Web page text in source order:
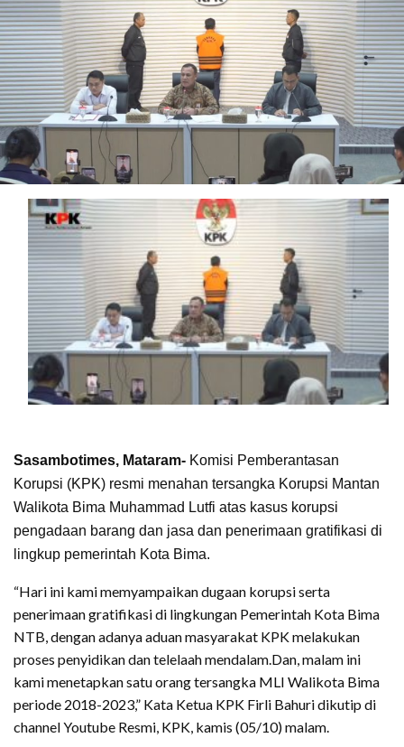
Sasambotimes, Mataram- Komisi Pemberantasan
Korupsi (KPK) resmi menahan tersangka Korupsi Mantan
Walikota Bima Muhammad Lutfi atas kasus korupsi
pengadaan barang dan jasa dan penerimaan gratifikasi di
lingkup pemerintah Kota Bima.
“Hari ini kami memyampaikan dugaan korupsi serta
penerimaan gratifikasi di lingkungan Pemerintah Kota Bima
NTB, dengan adanya aduan masyarakat KPK melakukan
proses penyidikan dan telelaah mendalam.Dan, malam ini
kami menetapkan satu orang tersangka MLI Walikota Bima
periode 2018-2023,” Kata Ketua KPK Firli Bahuri dikutip di
channel Youtube Resmi, KPK, kamis (05/10) malam.